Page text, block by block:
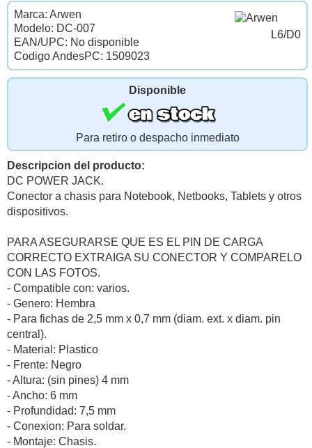
L6/D0
Marca: Arwen
Modelo: DC-007
EAN/UPC: No disponible
Codigo AndesPC: 1509023
Disponible
Para retiro o despacho inmediato
Descripcion del producto:
DC POWER JACK.
Conector a chasis para Notebook, Netbooks, Tablets y otros
dispositivos.
PARA ASEGURARSE QUE ES EL PIN DE CARGA
CORRECTO EXTRAIGA SU CONECTOR Y COMPARELO
CON LAS FOTOS.
- Compatible con: varios.
- Genero: Hembra
- Para fichas de 2,5 mm x 0,7 mm (diam. ext. x diam. pin
central).
- Material: Plastico
- Frente: Negro
- Altura: (sin pines) 4 mm
- Ancho: 6 mm
- Profundidad: 7,5 mm
- Conexion: Para soldar.
- Montaje: Chasis.